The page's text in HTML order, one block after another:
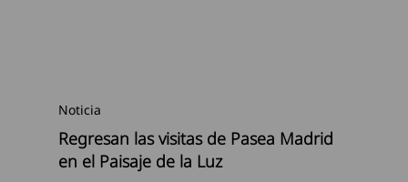
Noticia
Regresan las visitas de Pasea Madrid
en el Paisaje de la Luz